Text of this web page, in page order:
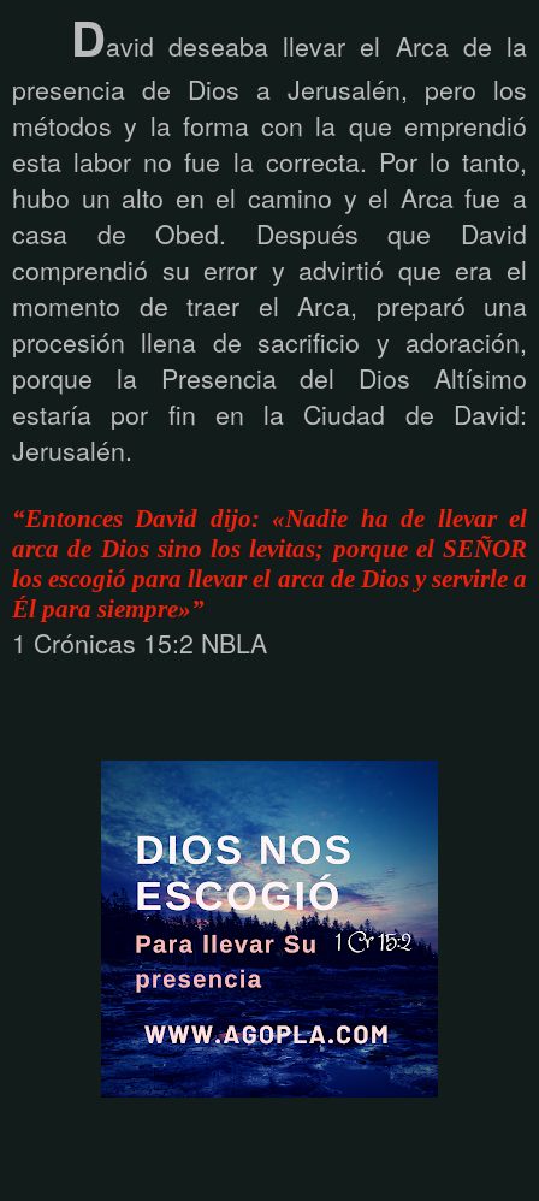
David deseaba llevar el Arca de la
presencia de Dios a Jerusalén, pero los
métodos y la forma con la que emprendió
esta labor no fue la correcta. Por lo tanto,
hubo un alto en el camino y el Arca fue a
casa de Obed. Después que David
comprendió su error y advirtió que era el
momento de traer el Arca, preparó una
procesión llena de sacrificio y adoración,
porque la Presencia del Dios Altísimo
estaría por fin en la Ciudad de David:
Jerusalén.
“Entonces David dijo: «Nadie ha de llevar el
arca de Dios sino los levitas; porque el SEÑOR
los escogió para llevar el arca de Dios y servirle a
Él para siempre»”
1 Crónicas 15:2 NBLA